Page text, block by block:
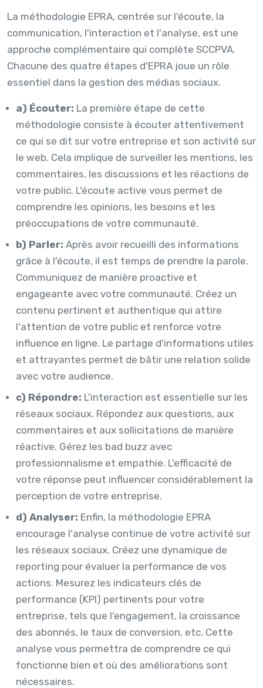
La méthodologie EPRA, centrée sur l'écoute, la
communication, l'interaction et l'analyse, est une
approche complémentaire qui complète SCCPVA.
Chacune des quatre étapes d'EPRA joue un rôle
essentiel dans la gestion des médias sociaux.
a) Écouter: La première étape de cette
méthodologie consiste à écouter attentivement
ce qui se dit sur votre entreprise et son activité sur
le web. Cela implique de surveiller les mentions, les
commentaires, les discussions et les réactions de
votre public. L'écoute active vous permet de
comprendre les opinions, les besoins et les
préoccupations de votre communauté.
b) Parler: Après avoir recueilli des informations
grâce à l'écoute, il est temps de prendre la parole.
Communiquez de manière proactive et
engageante avec votre communauté. Créez un
contenu pertinent et authentique qui attire
l'attention de votre public et renforce votre
influence en ligne. Le partage d'informations utiles
et attrayantes permet de bâtir une relation solide
avec votre audience.
c) Répondre: L'interaction est essentielle sur les
réseaux sociaux. Répondez aux questions, aux
commentaires et aux sollicitations de manière
réactive. Gérez les bad buzz avec
professionnalisme et empathie. L'efficacité de
votre réponse peut influencer considérablement la
perception de votre entreprise.
d) Analyser: Enfin, la méthodologie EPRA
encourage l'analyse continue de votre activité sur
les réseaux sociaux. Créez une dynamique de
reporting pour évaluer la performance de vos
actions. Mesurez les indicateurs clés de
performance (KPI) pertinents pour votre
entreprise, tels que l'engagement, la croissance
des abonnés, le taux de conversion, etc. Cette
analyse vous permettra de comprendre ce qui
fonctionne bien et où des améliorations sont
nécessaires.